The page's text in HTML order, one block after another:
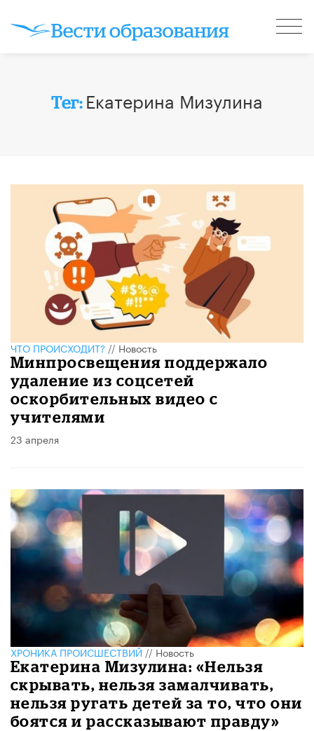
Тег: Екатерина Мизулина
ЧТО ПРОИСХОДИТ?//Новость
Минпросвещения поддержало
удаление из соцсетей
оскорбительных видео с
учителями
23 апреля
ХРОНИКА ПРОИСШЕСТВИЙ//Новость
Екатерина Мизулина: «Нельзя
скрывать, нельзя замалчивать,
нельзя ругать детей за то, что они
боятся и рассказывают правду»